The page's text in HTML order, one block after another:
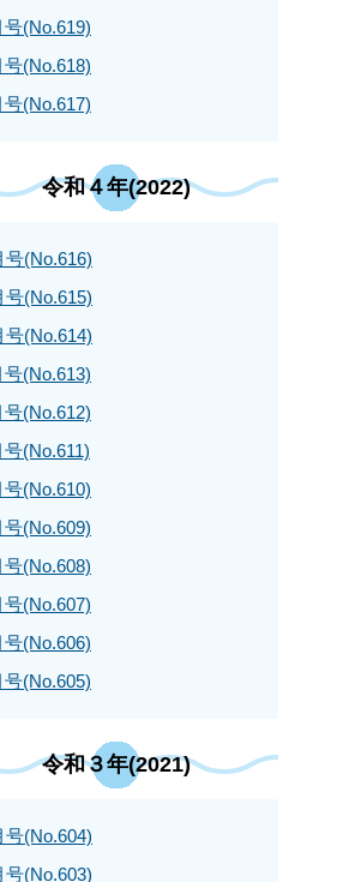
号(No.619)
号(No.618)
号(No.617)
令和４年(2022)
号(No.616)
号(No.615)
号(No.614)
号(No.613)
号(No.612)
号(No.611)
号(No.610)
号(No.609)
号(No.608)
号(No.607)
号(No.606)
号(No.605)
令和３年(2021)
号(No.604)
号(No.603)